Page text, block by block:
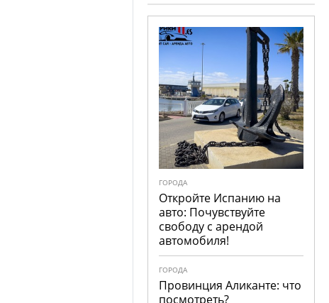
ГОРОДА
Откройте Испанию на
авто: Почувствуйте
свободу с арендой
автомобиля!
ГОРОДА
Провинция Аликанте: что
посмотреть?